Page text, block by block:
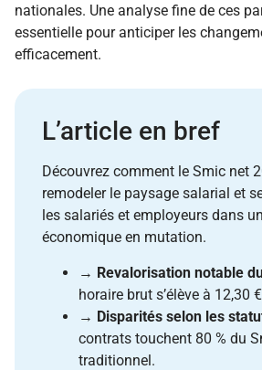
nationales. Une analyse fine de ces
essentielle pour anticiper les
efficacement.
L’article en bref
Découvrez comment le Smic net
remodeler le paysage salarial et
les salariés et employeurs dans
économique en mutation.
→ Revalorisation notable
horaire brut s’élève à 12,30
→ Disparités selon les
contrats touchent 80 % du
traditionnel.